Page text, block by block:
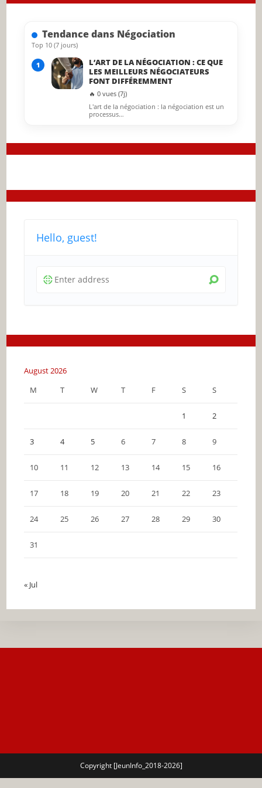
the
Tendance dans Négociation
Top 10 (7 jours)
1
L’ART DE LA NÉGOCIATION : CE QUE
LES MEILLEURS NÉGOCIATEURS
FONT DIFFÉREMMENT
🔥 0 vues (7j)
L'art de la négociation : la négociation est un
processus…
Hello, guest!
August 2026
M
T W T F S S
1 2
3 4 5 6 7 8 9
10 11 12 13 14 15 16
17 18 19 20 21 22 23
24 25 26 27 28 29 30
31
« Jul
Copyright [JeunInfo_2018-2026]